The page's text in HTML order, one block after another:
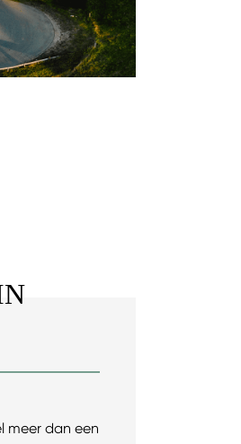
meer dan een